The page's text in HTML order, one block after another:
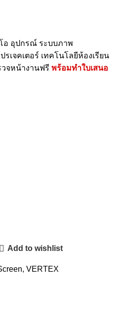
อ อุปกรณ์ ระบบภาพ
รเจคเตอร์ เทคโนโลยีห้องเรียน
จหน้างานฟรี พร้อมทำใบเสนอ
Add to wishlist
, VERTEX